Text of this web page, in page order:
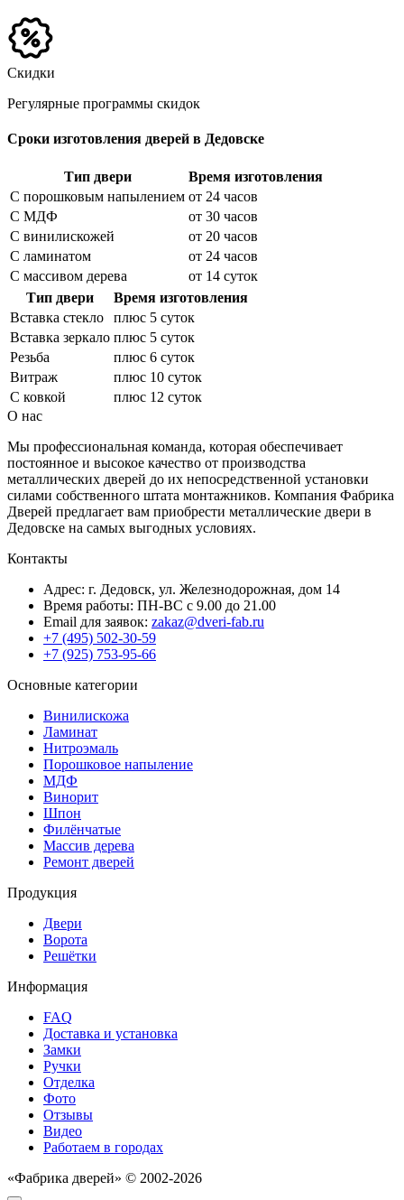
Скидки
Регулярные программы скидок
Сроки изготовления дверей в Дедовске
Тип двери
Время изготовления
С порошковым напылением от 24 часов
С МДФ
от 30 часов
С винилискожей
от 20 часов
С ламинатом
от 24 часов
С массивом дерева
от 14 суток
Тип двери
Время изготовления
Вставка стекло
плюс 5 суток
Вставка зеркало плюс 5 суток
Резьба
плюс 6 суток
Витраж
плюс 10 суток
С ковкой
плюс 12 суток
О нас
Мы профессиональная команда, которая обеспечивает
постоянное и высокое качество от производства
металлических дверей до их непосредственной установки
силами собственного штата монтажников. Компания Фабрика
Дверей предлагает вам приобрести металлические двери в
Дедовске на самых выгодных условиях.
Контакты
Адрес: г. Дедовск, ул. Железнодорожная, дом 14
Время работы: ПН-ВС с 9.00 до 21.00
Email для заявок: zakaz@dveri-fab.ru
+7 (495) 502-30-59
+7 (925) 753-95-66
Основные категории
Винилискожа
Ламинат
Нитроэмаль
Порошковое напыление
МДФ
Винорит
Шпон
Филёнчатые
Массив дерева
Ремонт дверей
Продукция
Двери
Ворота
Решётки
Информация
FAQ
Доставка и установка
Замки
Ручки
Отделка
Фото
Отзывы
Видео
Работаем в городах
«Фабрика дверей» © 2002-2026